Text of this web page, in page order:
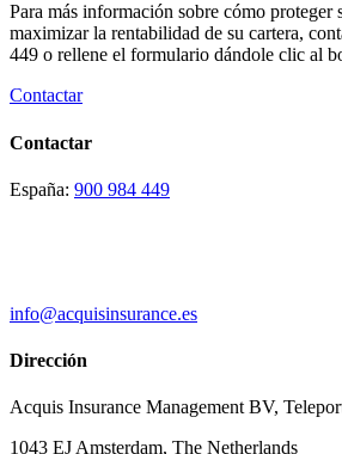
Para más información sobre cómo proteger
maximizar la rentabilidad de su cartera,
449 o rellene el formulario dándole clic al
Contactar
Contactar
España: 900 984 449
info@acquisinsurance.es
Dirección
Acquis Insurance Management BV,
1043 EJ Amsterdam, The Netherlands